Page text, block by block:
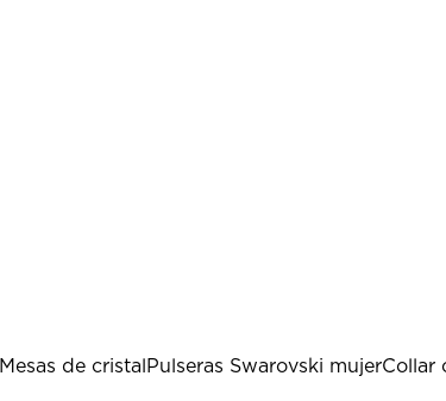
Mesas de cristal Pulseras Swarovski mujerCollar